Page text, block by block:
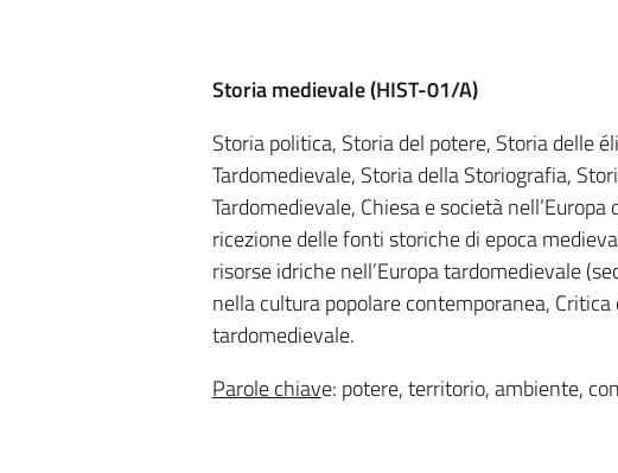
Storia medievale (HIST-01/A)
Storia politica, Storia del potere, Storia delle
Tardomedievale, Storia della Storiografia,
Tardomedievale, Chiesa e società
ricezione delle fonti storiche di epoca
risorse idriche nell’Europa tardomedievale
nella cultura popolare contemporanea,
tardomedievale.
Parole chiave: potere, territorio, ambiente,